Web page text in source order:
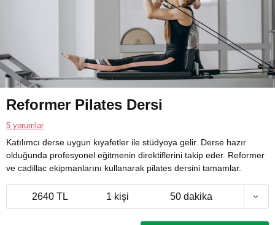
Reformer Pilates Dersi
5 yorumlar
Katılımcı derse uygun kıyafetler ile stüdyoya gelir. Derse hazır
olduğunda profesyonel eğitmenin direktiflerini takip eder. Reformer
ve cadillac ekipmanlarını kullanarak pilates dersini tamamlar.
2640 TL 1 kişi 50 dakika